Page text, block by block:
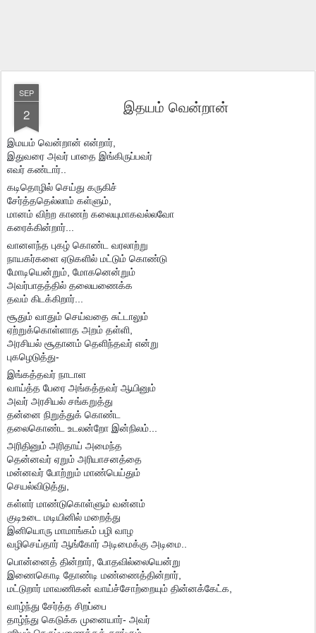
SEP
2 இதயம் வென்றான்
இமயம் வென்றான் என்றார்,
இதுவரை அவர் பாதை இங்கிருப்பவர்
எவர் கண்டார்..
கடிதொழில் செய்து கருகிச்
சேர்த்ததெல்லாம் கள்ளும்,
மானம் விற்ற காணற் கலையுமாகவல்லவோ
கரைக்கின்றார்...
வானளந்த புகழ் கொண்ட வரலாற்று
நாயகர்களை ஏடுகளில் மட்டும் கொண்டு
மோடியென்றும், மோகனென்றும்
அவர்பாதத்தில் தலையணைக்க
தவம் கிடக்கிறார்...
சூதும் வாதும் செய்வதை சுட்டாலும்
ஏற்றுக்கொள்ளாத அறம் தள்ளி,
அரசியல் சூதானம் தெளிந்தவர் என்று
புகழெடுத்து-
இங்கத்தவர் நாடாள
வாய்த்த பேரை அங்கத்தவர் ஆயினும்
அவர் அரசியல் சங்கறுத்து
தன்னை நிறுத்துக் கொண்ட
தலைகொண்ட உடலன்றோ இன்நிலம்...
அரிதினும் அரிதாய் அமைந்த
தென்னவர் ஏறும் அரியாசனத்தை
மன்னவர் போற்றும் மாண்பெய்தும்
செயல்விடுத்து,
கள்ளர் மாண்டுகொள்ளும் வன்னம்
குடிஉடை மடியினில் மறைத்து
இனியொரு மாமாங்கம் பழி வாழ
வழிசெய்தார் ஆங்கோர் அடிமைக்கு அடிமை..
பொன்னைத் தின்றார், போதவில்லையென்று
இணைகொடி தோண்டி மண்ணைத்தின்றார்,
மட்டுறார் மாவணிகன் வாய்ச்சோற்றையும் தின்னக்கேட்க,
வாழ்ந்து சேர்த்த சிறப்பை
தாழ்ந்து கெடுக்க முனையார்- அவர்